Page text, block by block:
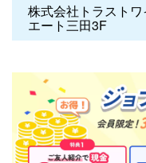
株式会社トラスト
エート三田3F